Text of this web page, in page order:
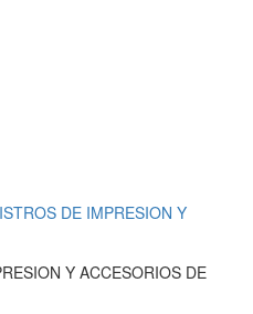
DE IMPRESION Y
Y ACCESORIOS DE